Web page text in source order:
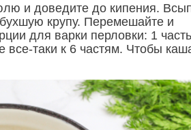
и доведите до кипения.
крупу. Перемешайте и
для варки перловки: 1 часть
все-таки к 6 частям. Чтобы